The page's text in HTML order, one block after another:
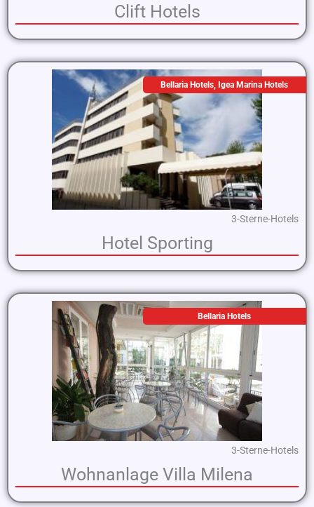
Clift Hotels
Bellaria Hotels ,Igea Marina Hotels
3-Sterne-Hotels
Hotel Sporting
Bellaria Hotels
3-Sterne-Hotels
Wohnanlage Villa Milena